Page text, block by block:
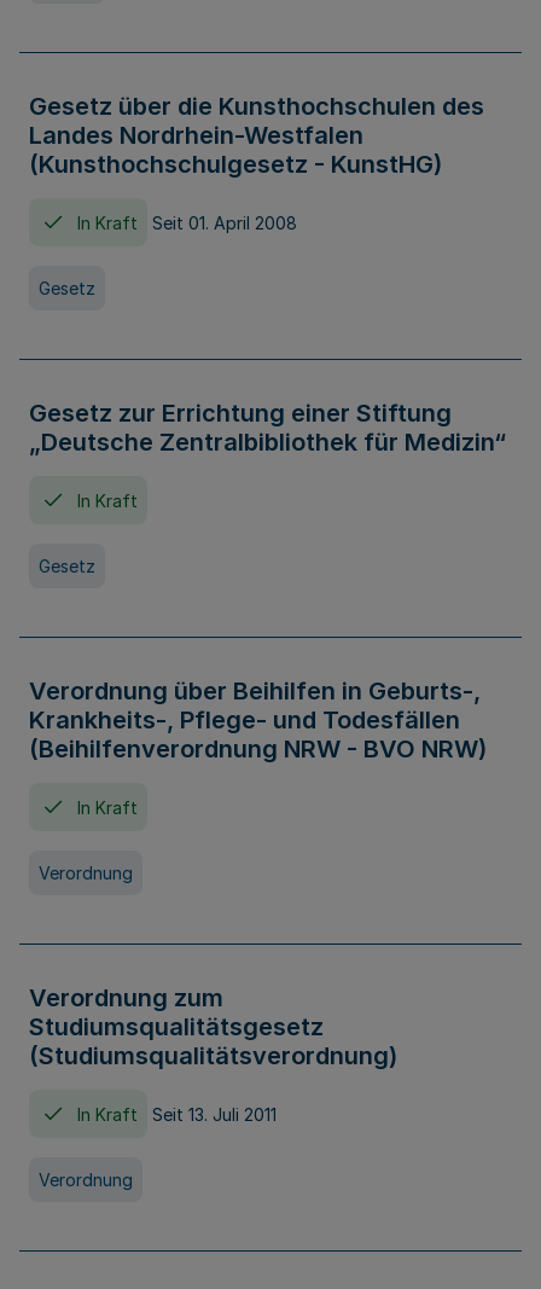
Gesetz über die Kunsthochschulen des
Landes Nordrhein-Westfalen
(Kunsthochschulgesetz - KunstHG)
In Kraft Seit 01. April 2008
Gesetz
Gesetz zur Errichtung einer Stiftung
„Deutsche Zentralbibliothek für Medizin“
In Kraft
Gesetz
Verordnung über Beihilfen in Geburts-,
Krankheits-, Pflege- und Todesfällen
(Beihilfenverordnung NRW - BVO NRW)
In Kraft
Verordnung
Verordnung zum
Studiumsqualitätsgesetz
(Studiumsqualitätsverordnung)
In Kraft Seit 13. Juli 2011
Verordnung